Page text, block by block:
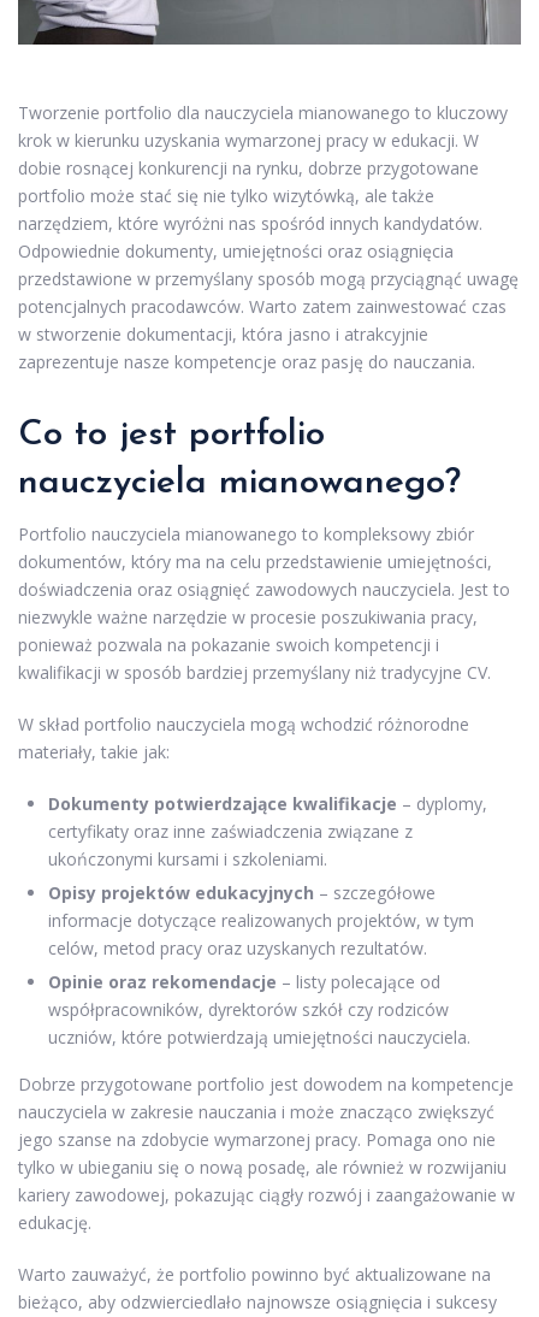
Tworzenie portfolio dla nauczyciela mianowanego to kluczowy
krok w kierunku uzyskania wymarzonej pracy w edukacji. W
dobie rosnącej konkurencji na rynku, dobrze przygotowane
portfolio może stać się nie tylko wizytówką, ale także
narzędziem, które wyróżni nas spośród innych kandydatów.
Odpowiednie dokumenty, umiejętności oraz osiągnięcia
przedstawione w przemyślany sposób mogą przyciągnąć uwagę
potencjalnych pracodawców. Warto zatem zainwestować czas
w stworzenie dokumentacji, która jasno i atrakcyjnie
zaprezentuje nasze kompetencje oraz pasję do nauczania.
Co to jest portfolio
nauczyciela mianowanego?
Portfolio nauczyciela mianowanego to kompleksowy zbiór
dokumentów, który ma na celu przedstawienie umiejętności,
doświadczenia oraz osiągnięć zawodowych nauczyciela. Jest to
niezwykle ważne narzędzie w procesie poszukiwania pracy,
ponieważ pozwala na pokazanie swoich kompetencji i
kwalifikacji w sposób bardziej przemyślany niż tradycyjne CV.
W skład portfolio nauczyciela mogą wchodzić różnorodne
materiały, takie jak:
Dokumenty potwierdzające kwalifikacje – dyplomy,
certyfikaty oraz inne zaświadczenia związane z
ukończonymi kursami i szkoleniami.
Opisy projektów edukacyjnych – szczegółowe
informacje dotyczące realizowanych projektów, w tym
celów, metod pracy oraz uzyskanych rezultatów.
Opinie oraz rekomendacje – listy polecające od
współpracowników, dyrektorów szkół czy rodziców
uczniów, które potwierdzają umiejętności nauczyciela.
Dobrze przygotowane portfolio jest dowodem na kompetencje
nauczyciela w zakresie nauczania i może znacząco zwiększyć
jego szanse na zdobycie wymarzonej pracy. Pomaga ono nie
tylko w ubieganiu się o nową posadę, ale również w rozwijaniu
kariery zawodowej, pokazując ciągły rozwój i zaangażowanie w
edukację.
Warto zauważyć, że portfolio powinno być aktualizowane na
bieżąco, aby odzwierciedlało najnowsze osiągnięcia i sukcesy